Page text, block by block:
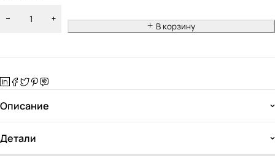
В корзину
Описание
Детали